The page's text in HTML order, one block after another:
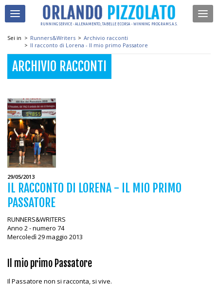
RUNNING SERVICE - ALLENAMENTO, TABELLE E CORSA - WINNING PROGRAM S.A.S.
Sei in > Runners&Writers > Archivio racconti
> Il racconto di Lorena - Il mio primo Passatore
ARCHIVIO RACCONTI
29/05/2013
IL RACCONTO DI LORENA - IL MIO PRIMO
PASSATORE
RUNNERS&WRITERS
Anno 2 - numero 74
Mercoledì 29 maggio 2013
Il mio primo Passatore
Il Passatore non si racconta, si vive.